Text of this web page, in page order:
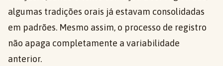
algumas tradições orais já estavam consolidadas
em padrões. Mesmo assim, o processo de registro
não apaga completamente a variabilidade
anterior.